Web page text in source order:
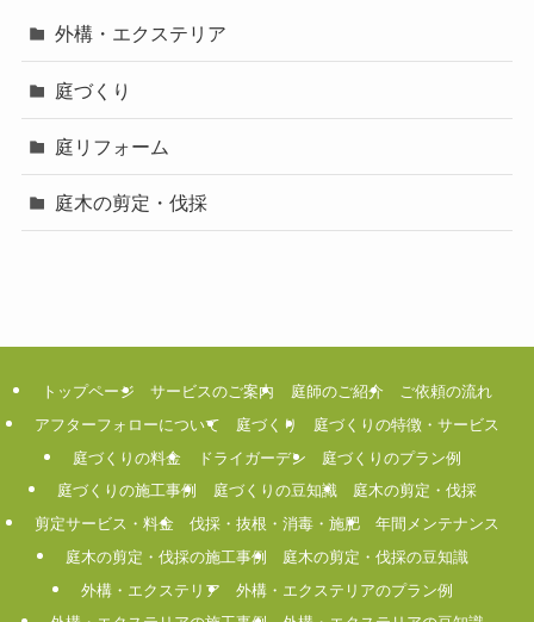
外構・エクステリア
庭づくり
庭リフォーム
庭木の剪定・伐採
トップページ サービスのご案内 庭師のご紹介
ご依頼の流れ
アフターフォローについて
庭づくり
庭づくりの特徴・サービス
庭づくりの料金
ドライガーデン
庭づくりのプラン例
庭づくりの施工事例
庭づくりの豆知識
庭木の剪定・伐採
剪定サービス・料金
伐採・抜根・消毒・施肥
年間メンテナンス
庭木の剪定・伐採の施工事例
庭木の剪定・伐採の豆知識
外構・エクステリア
外構・エクステリアのプラン例